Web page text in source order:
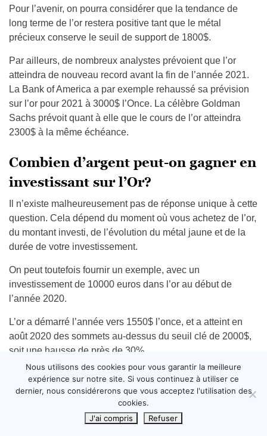
Pour l’avenir, on pourra considérer que la tendance de
long terme de l’or restera positive tant que le métal
précieux conserve le seuil de support de 1800$.
Par ailleurs, de nombreux analystes prévoient que l’or
atteindra de nouveau record avant la fin de l’année 2021.
La Bank of America a par exemple rehaussé sa prévision
sur l’or pour 2021 à 3000$ l’Once. La célèbre Goldman
Sachs prévoit quant à elle que le cours de l’or atteindra
2300$ à la même échéance.
Combien d’argent peut-on gagner en
investissant sur l’Or?
Il n’existe malheureusement pas de réponse unique à cette
question. Cela dépend du moment où vous achetez de l’or,
du montant investi, de l’évolution du métal jaune et de la
durée de votre investissement.
On peut toutefois fournir un exemple, avec un
investissement de 10000 euros dans l’or au début de
l’année 2020.
L’or a démarré l’année vers 1550$ l’once, et a atteint en
août 2020 des sommets au-dessus du seuil clé de 2000$,
soit une hausse de près de 30%.
Ainsi, un investissement de 10000 euros début 2020 dans
l’or vaudrait aujourd’hui :
10000 euros x 30% = 13000 euros, soit un gain de 3000
euros
Nous utilisons des cookies pour vous garantir la meilleure
expérience sur notre site. Si vous continuez à utiliser ce
dernier, nous considérerons que vous acceptez l'utilisation des
cookies.
J'ai compris
Refuser